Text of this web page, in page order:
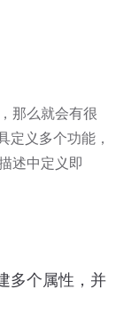
那么就会有很
定义多个功能，
述中定义即
多个属性，并